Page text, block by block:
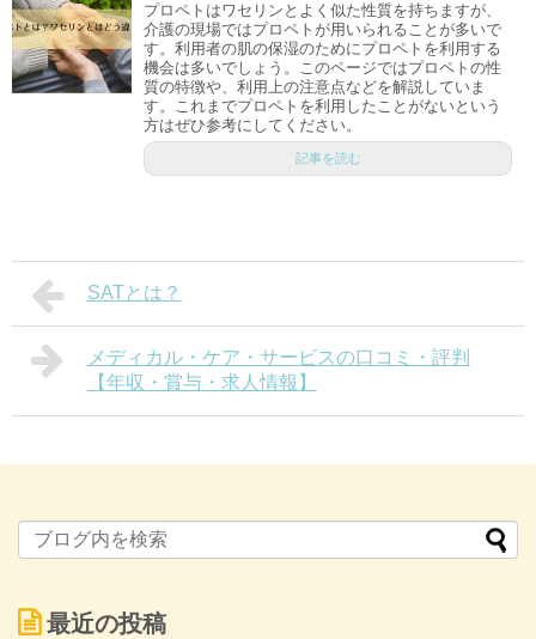
プロペトはワセリンとよく似た性質を持ちますが、
介護の現場ではプロペトが用いられることが多いで
す。利用者の肌の保湿のためにプロペトを利用する
機会は多いでしょう。このページではプロペトの性
質の特徴や、利用上の注意点などを解説していま
す。これまでプロペトを利用したことがないという
方はぜひ参考にしてください。
記事を読む
SATとは？
メディカル・ケア・サービスの口コミ・評判
【年収・賞与・求人情報】
最近の投稿